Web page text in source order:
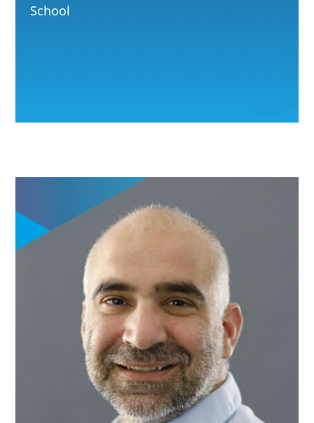
School